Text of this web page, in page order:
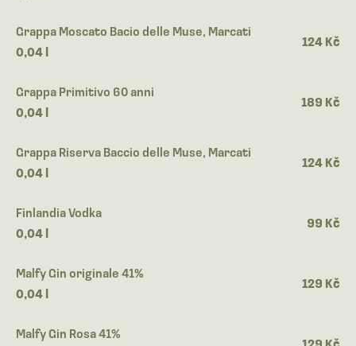
Grappa Moscato Bacio delle Muse, Marcati
0,04 l
124 Kč
Grappa Primitivo 60 anni
0,04 l
189 Kč
Grappa Riserva Baccio delle Muse, Marcati
0,04 l
124 Kč
Finlandia Vodka
0,04 l
99 Kč
Malfy Gin originale 41%
0,04 l
129 Kč
Malfy Gin Rosa 41%